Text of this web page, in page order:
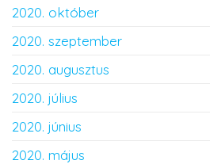
2020. október
2020. szeptember
2020. augusztus
2020. július
2020. június
2020. május